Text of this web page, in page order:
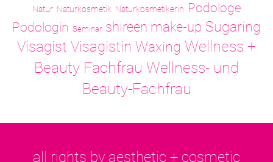
Natur Naturkosmetik Naturkosmetikerin Podologe
Podologin Seminar shireen make-up Sugaring
Visagist Visagistin Waxing Wellness +
Beauty Fachfrau Wellness- und
Beauty-Fachfrau
all rights by aesthetic + cosmetic